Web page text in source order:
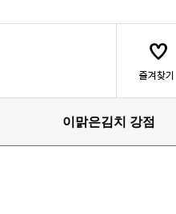
이맑은김치 강점